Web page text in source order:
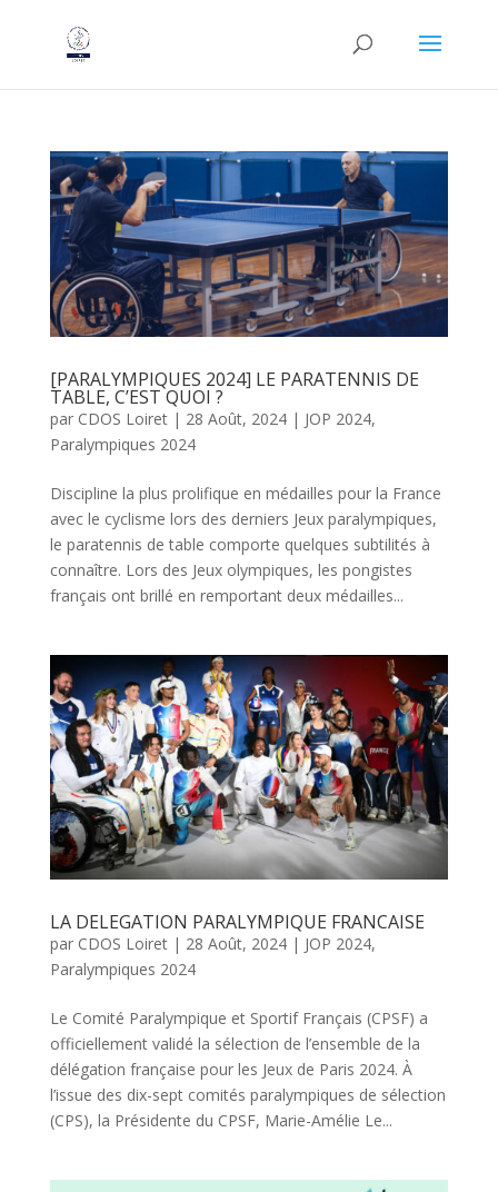
[PARALYMPIQUES 2024] LE PARATENNIS DE
TABLE, C’EST QUOI ?
par CDOS Loiret| 28 Août, 2024| JOP 2024,
Paralympiques 2024
Discipline la plus prolifique en médailles pour la France
avec le cyclisme lors des derniers Jeux paralympiques,
le paratennis de table comporte quelques subtilités à
connaître. Lors des Jeux olympiques, les pongistes
français ont brillé en remportant deux médailles...
LA DELEGATION PARALYMPIQUE FRANCAISE
par CDOS Loiret| 28 Août, 2024| JOP 2024,
Paralympiques 2024
Le Comité Paralympique et Sportif Français (CPSF) a
officiellement validé la sélection de l’ensemble de la
délégation française pour les Jeux de Paris 2024. À
l’issue des dix-sept comités paralympiques de sélection
(CPS), la Présidente du CPSF, Marie-Amélie Le...